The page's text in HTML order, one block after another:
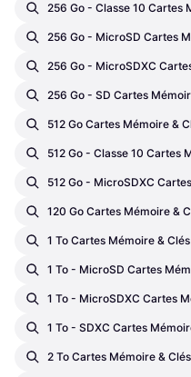
256 Go - Classe 10 Cartes
256 Go - MicroSD Cartes
256 Go - MicroSDXC
256 Go - SD Cartes
512 Go Cartes Mémoire &
512 Go - Classe 10 Cartes
512 Go - MicroSDXC
120 Go Cartes Mémoire &
1 To Cartes Mémoire &
1 To - MicroSD Cartes
1 To - MicroSDXC Cartes
1 To - SDXC Cartes
2 To Cartes Mémoire &